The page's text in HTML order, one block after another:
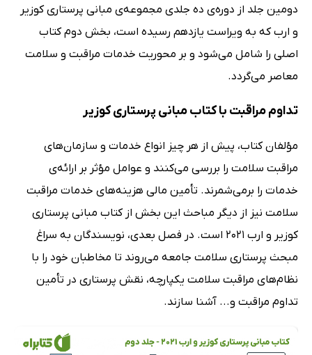
دومین جلد از دوره‌ی ده جلدی مجموعه‌ی مبانی پرستاری کوزیر
و ارب که به ویراست یازدهم رسیده است، بخش دوم کتاب
اصلی را شامل می‌شود و بر محوریت خدمات مراقبت و سلامت
معاصر می‌گردد.
تداوم مراقبت با کتاب مبانی پرستاری کوزیر
مؤلفان کتاب، پیش از هر چیز انواع خدمات و سازمان‌های
مراقبت سلامت را بررسی می‌کنند و عوامل مؤثر بر ارائه‌ی
خدمات را برمی‌شمرند. تأمین مالی هزینه‌های خدمات مراقبت
سلامت نیز از دیگر مباحث این بخش از کتاب مبانی پرستاری
کوزیر و ارب 2021 است. در فصل بعدی، نویسندگان به سراغ
مبحث پرستاری سلامت جامعه می‌روند تا مخاطبان خود را با
نظام‌های مراقبت سلامت یکپارچه، نقش پرستاری در تأمین
تداوم مراقبت و... آشنا سازند.